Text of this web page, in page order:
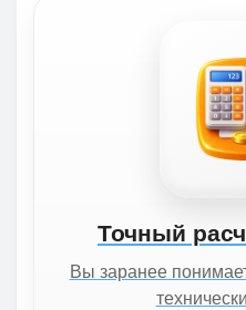
Точный
Вы заранее